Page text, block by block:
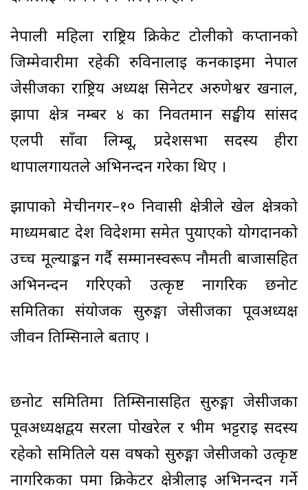
नेपाली महिला राष्ट्रिय क्रिकेट टोलीको कप्तानको
जिम्मेवारीमा रहेकी रुविनालाई कनकाईमा नेपाल
जेसीजका राष्ट्रिय अध्यक्ष सिनेटर अरुणेश्वर खनाल,
झापा क्षेत्र नम्बर ४ का निवर्तमान सङ्घीय सांसद
एलपी साँवा लिम्बू, प्रदेशसभा सदस्य हीरा
थापालगायतले अभिनन्दन गरेका थिए ।
झापाको मेचीनगर–१० निवासी क्षेत्रीले खेल क्षेत्रको
माध्यमबाट देश विदेशमा समेत पुर्याएको योगदानको
उच्च मूल्याङ्कन गर्दै सम्मानस्वरूप नौमती बाजासहित
अभिनन्दन गरिएको उत्कृष्ट नागरिक छनोट
समितिका संयोजक सुरुङ्गा जेसीजका पूर्वअध्यक्ष
जीवन तिम्सिनाले बताए ।
छनोट समितिमा तिम्सिनासहित सुरुङ्गा जेसीजका
पूर्वअध्यक्षद्वय सरला पोखरेल र भीम भट्टराई सदस्य
रहेको समितिले यस वर्षको सुरुङ्गा जेसीजको उत्कृष्ट
नागरिकका पमा क्रिकेटर क्षेत्रीलाई अभिनन्दन गर्ने